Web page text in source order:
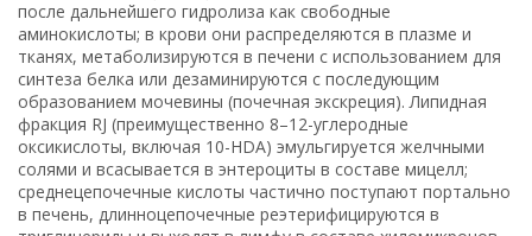
после дальнейшего гидролиза как свободные
аминокислоты; в крови они распределяются в плазме и
тканях, метаболизируются в печени с использованием для
синтеза белка или дезаминируются с последующим
образованием мочевины (почечная экскреция). Липидная
фракция RJ (преимущественно 8–12-углеродные
оксикислоты, включая 10-HDA) эмульгируется желчными
солями и всасывается в энтероциты в составе мицелл;
среднецепочечные кислоты частично поступают портально
в печень, длинноцепочечные реэтерифицируются в